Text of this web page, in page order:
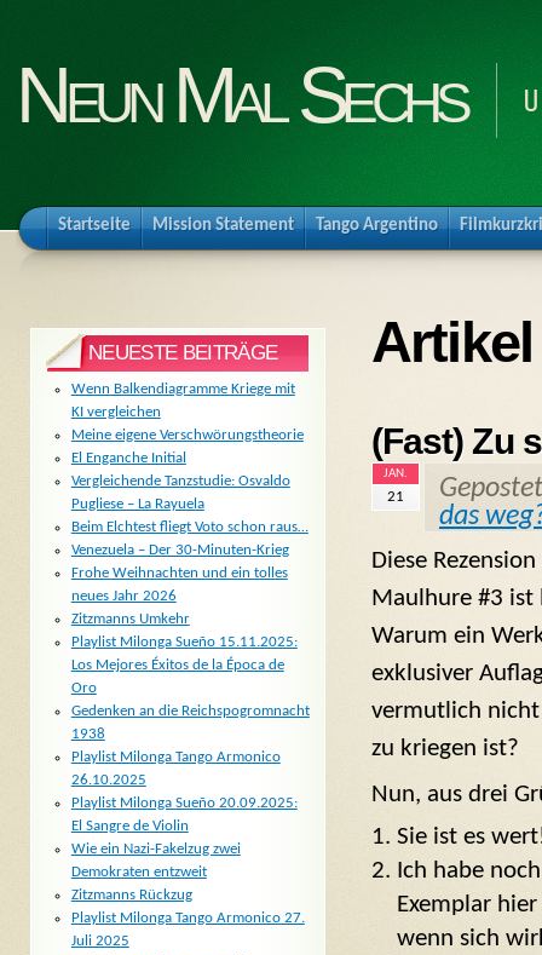
Neun Mal Sechs
Startseite Mission Statement Tango Argentino
(Fast) Zu
JAN.
21
das
Diese
Maulhure #3 ist
Warum ein
exklusiver
vermutlich
zu kriegen ist?
Nun, aus drei
Sie ist es
Ich habe
Exemplar
wenn sich
NEUESTE BEITRÄGE
Wenn Balkendiagramme Kriege mit
KI vergleichen
Meine eigene Verschwörungstheorie
El Enganche Initial
Vergleichende Tanzstudie: Osvaldo
Pugliese – La Rayuela
Beim Elchtest fliegt Voto schon raus…
Venezuela – Der 30-Minuten-Krieg
Frohe Weihnachten und ein tolles
neues Jahr 2026
Zitzmanns Umkehr
Playlist Milonga Sueño 15.11.2025:
Los Mejores Éxitos de la Época de
Oro
Gedenken an die Reichspogromnacht
1938
Playlist Milonga Tango Armonico
26.10.2025
Playlist Milonga Sueño 20.09.2025:
El Sangre de Violin
Wie ein Nazi-Fakelzug zwei
Demokraten entzweit
Zitzmanns Rückzug
Playlist Milonga Tango Armonico 27.
Juli 2025